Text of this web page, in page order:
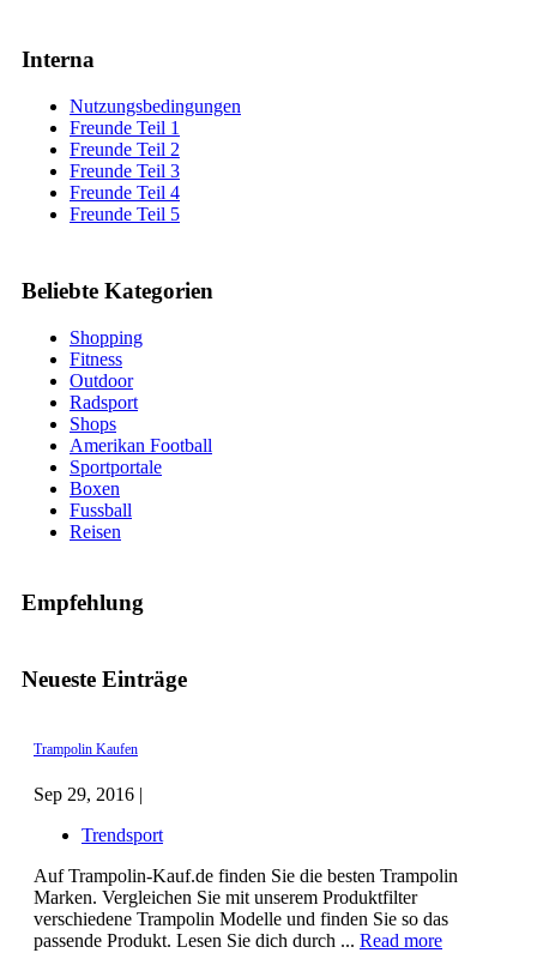
Beliebte Kategorien
Shopping
Fitness
Outdoor
Radsport
Shops
Amerikan Football
Sportportale
Boxen
Fussball
Reisen
Empfehlung
Neueste Einträge
Trampolin Kaufen
Sep 29, 2016 |
Trendsport
Auf Trampolin-Kauf.de finden Sie die besten Trampolin
Marken. Vergleichen Sie mit unserem Produktfilter
verschiedene Trampolin Modelle und finden Sie so das
passende Produkt. Lesen Sie dich durch ... Read more
Interna
Nutzungsbedingungen
Freunde Teil 1
Freunde Teil 2
Freunde Teil 3
Freunde Teil 4
Freunde Teil 5